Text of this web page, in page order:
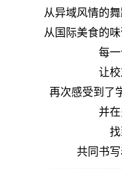
从异域风情的
从国际美食的
每
让
再次感受到了
并
共同书